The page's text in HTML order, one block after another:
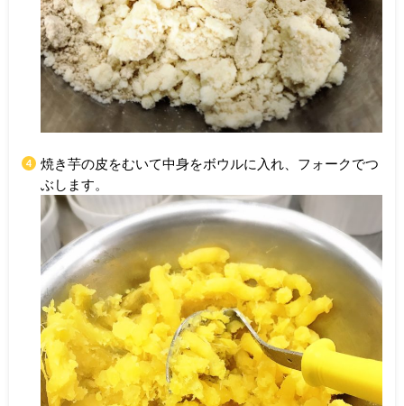
焼き芋の皮をむいて中身をボウルに入れ、フォークでつ
ぶします。